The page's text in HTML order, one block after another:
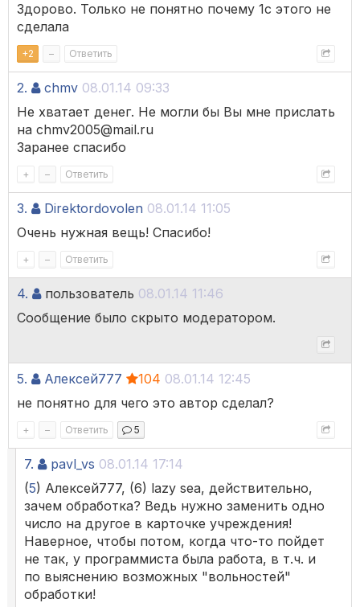
Здорово. Только не понятно почему 1с этого не
сделала
+2 – Ответить
2. chmv 08.01.14 09:33
Не хватает денег. Не могли бы Вы мне прислать
на chmv2005@mail.ru
Заранее спасибо
+ – Ответить
3. Direktordovolen 08.01.14 11:05
Очень нужная вещь! Спасибо!
+ – Ответить
4. пользователь 08.01.14 11:46
Сообщение было скрыто модератором.
5. Алексей777 104 08.01.14 12:45
не понятно для чего это автор сделал?
+ – Ответить 5
7. pavl_vs 08.01.14 17:14
(5) Алексей777, (6) lazy sea, действительно,
зачем обработка? Ведь нужно заменить одно
число на другое в карточке учреждения!
Наверное, чтобы потом, когда что-то пойдет
не так, у программиста была работа, в т.ч. и
по выяснению возможных "вольностей"
обработки!